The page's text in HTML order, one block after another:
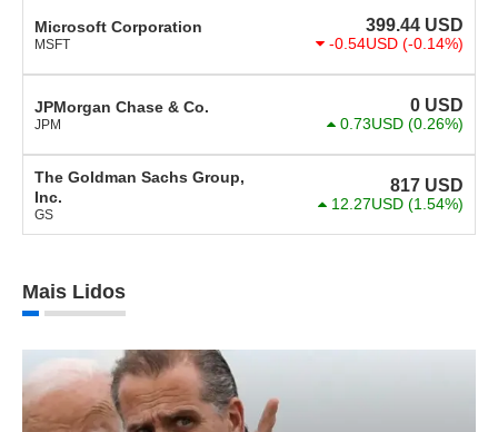
Microsoft Corporation
MSFT
399.44 USD
-0.54USD (-0.14%)
JPMorgan Chase & Co.
JPM
0 USD
0.73USD (0.26%)
The Goldman Sachs Group,
Inc.
GS
817 USD
12.27USD (1.54%)
Mais Lidos